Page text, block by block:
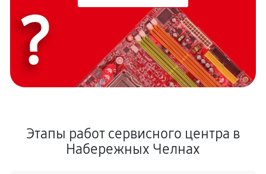
?
Этапы работ сервисного центра в
Набережных Челнах